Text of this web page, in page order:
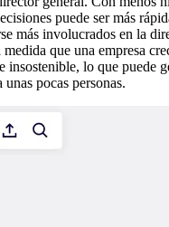
puede ser más
más involucrados en la
que una empresa
insostenible, lo que puede
pocas personas.